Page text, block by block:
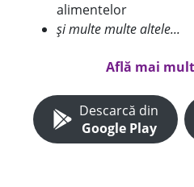
alimentelor
și multe multe altele...
Află mai
Descarcă din
Google Play